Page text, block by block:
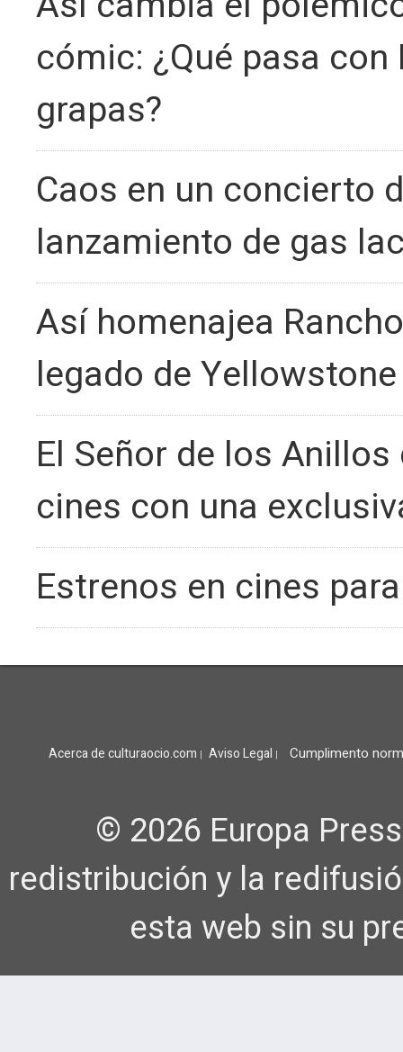
cómic: ¿Qué pasa
grapas?
Caos en un concierto
lanzamiento de gas
Así homenajea
legado de Yellowstone
El Señor de los
cines con una
Estrenos en cines
Acerca de culturaocio.com | Aviso Legal | Cumplimento
© 2026 Europa
redistribución y la
esta web sin su